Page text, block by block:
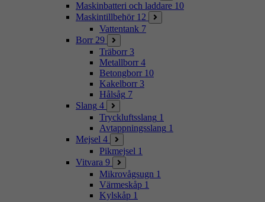
Maskinbatteri och laddare 10
Maskintillbehör 12
Vattentank 7
Borr 29
Träborr 3
Metallborr 4
Betongborr 10
Kakelborr 3
Hålsåg 7
Slang 4
Tryckluftsslang 1
Avtappningsslang 1
Mejsel 4
Pikmejsel 1
Vitvara 9
Mikrovågsugn 1
Värmeskåp 1
Kylskåp 1